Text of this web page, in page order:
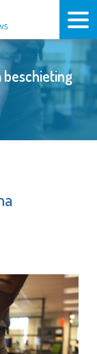
beschieting